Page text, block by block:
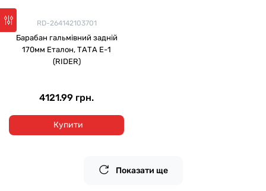
RD-264142103701
Барабан гальмівний задній
170мм Еталон, ТАТА Е-1
(RIDER)
4121.99 грн.
Купити
Показати ще